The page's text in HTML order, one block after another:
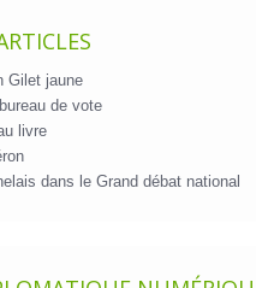
Gilet jaune
de vote
livre
dans le Grand débat national